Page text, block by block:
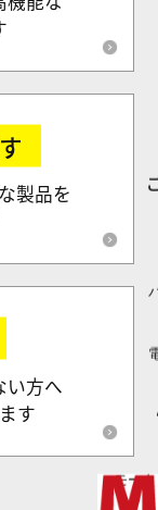
モー
製品を
い方へ
す